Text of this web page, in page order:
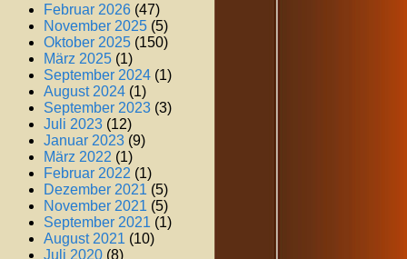
Februar 2026 (47)
November 2025 (5)
Oktober 2025 (150)
März 2025 (1)
September 2024 (1)
August 2024 (1)
September 2023 (3)
Juli 2023 (12)
Januar 2023 (9)
März 2022 (1)
Februar 2022 (1)
Dezember 2021 (5)
November 2021 (5)
September 2021 (1)
August 2021 (10)
Juli 2020 (8)